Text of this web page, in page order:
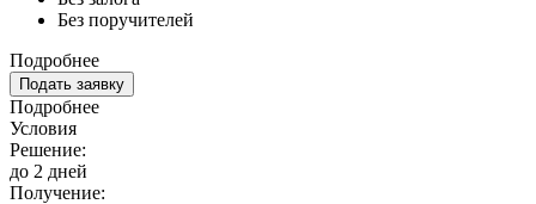
Без поручителей
Подробнее
Подать заявку
Подробнее
Условия
Решение:
до 2 дней
Получение: